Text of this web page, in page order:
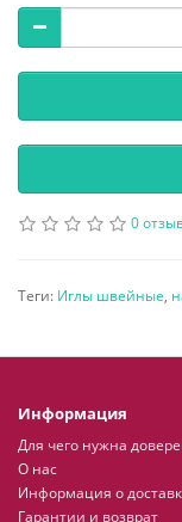
0
Теги: Иглы швейные,
Информация
Для чего нужна
О нас
Информация о
Гарантии и возврат